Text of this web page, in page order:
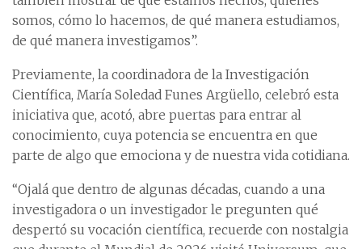
somos, cómo lo hacemos, de qué manera estudiamos,
de qué manera investigamos”.
Previamente, la coordinadora de la Investigación
Científica, María Soledad Funes Argüello, celebró esta
iniciativa que, acotó, abre puertas para entrar al
conocimiento, cuya potencia se encuentra en que
parte de algo que emociona y de nuestra vida cotidiana.
“Ojalá que dentro de algunas décadas, cuando a una
investigadora o un investigador le pregunten qué
despertó su vocación científica, recuerde con nostalgia